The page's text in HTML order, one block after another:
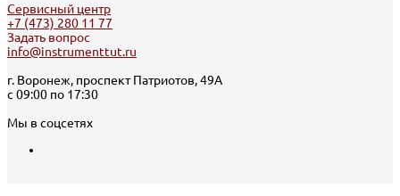
Сервисный центр
+7 (473) 280 11 77
Задать вопрос
info@instrumenttut.ru
г. Воронеж, проспект Патриотов, 49А
с 09:00 по 17:30
Мы в соцсетях